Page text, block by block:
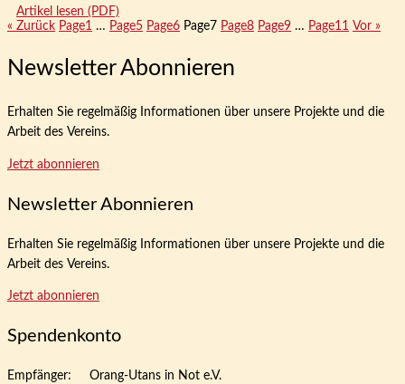
Artikel lesen (PDF)
« Zurück Page1 … Page5 Page6 Page7 Page8 Page9 … Page11 Vor »
Newsletter Abonnieren
Erhalten Sie regelmäßig Informationen über unsere Projekte und die
Arbeit des Vereins.
Jetzt abonnieren
Newsletter Abonnieren
Erhalten Sie regelmäßig Informationen über unsere Projekte und die
Arbeit des Vereins.
Jetzt abonnieren
Spendenkonto
Empfänger: Orang-Utans in Not e.V.